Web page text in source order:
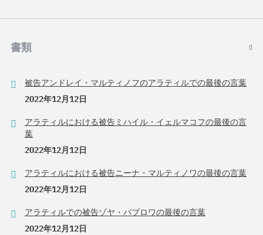
書類
被告アンドレイ・マルティノフのアラティルでの最後の言葉
2022年12月12日
アラティルにおける被告ミハイル・イェルマコフの最後の言
葉
2022年12月12日
アラティルにおける被告ニーナ・マルティノワの最後の言葉
2022年12月12日
アラティルでの被告ゾヤ・パブロワの最後の言葉
2022年12月12日